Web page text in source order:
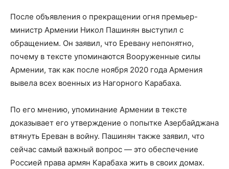
После объявления о прекращении огня премьер-
министр Армении Никол Пашинян выступил с
обращением. Он заявил, что Еревану непонятно,
почему в тексте упоминаются Вооруженные силы
Армении, так как после ноября 2020 года Армения
вывела всех военных из Нагорного Карабаха.
По его мнению, упоминание Армении в тексте
доказывает его утверждение о попытке Азербайджана
втянуть Ереван в войну. Пашинян также заявил, что
сейчас самый важный вопрос — это обеспечение
Россией права армян Карабаха жить в своих домах.